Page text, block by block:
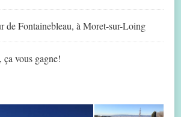
de Fontainebleau, à Moret-sur-Loing
vous gagne!